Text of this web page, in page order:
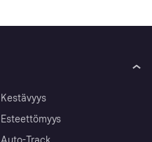
Kestävyys
Esteettömyys